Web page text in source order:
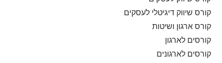
קורס שיווק דיגיטלי לעסקים
קורס ארגון ושיטות
קורסים לארגון
קורסים לארגונים